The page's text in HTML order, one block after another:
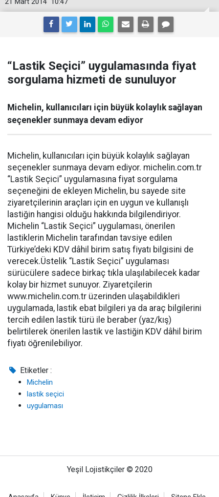
10:47
21 Mart 2014
“Lastik Seçici” uygulamasında fiyat
sorgulama hizmeti de sunuluyor
Michelin, kullanıcıları için büyük kolaylık sağlayan
seçenekler sunmaya devam ediyor
Michelin, kullanıcıları için büyük kolaylık sağlayan
seçenekler sunmaya devam ediyor. michelin.com.tr
“Lastik Seçici” uygulamasına fiyat sorgulama
seçeneğini de ekleyen Michelin, bu sayede site
ziyaretçilerinin araçları için en uygun ve kullanışlı
lastiğin hangisi olduğu hakkında bilgilendiriyor.
Michelin “Lastik Seçici” uygulaması, önerilen
lastiklerin Michelin tarafından tavsiye edilen
Türkiye’deki KDV dâhil birim satış fiyatı bilgisini de
verecek.Üstelik “Lastik Seçici” uygulaması
sürücülere sadece birkaç tıkla ulaşılabilecek kadar
kolay bir hizmet sunuyor. Ziyaretçilerin
www.michelin.com.tr üzerinden ulaşabildikleri
uygulamada, lastik ebat bilgileri ya da araç bilgilerini
tercih edilen lastik türü ile beraber (yaz/kış)
belirtilerek önerilen lastik ve lastiğin KDV dâhil birim
fiyatı öğrenilebiliyor.
Etiketler :
Michelin
lastik seçici
uygulaması
Yeşil Lojistikçiler © 2020